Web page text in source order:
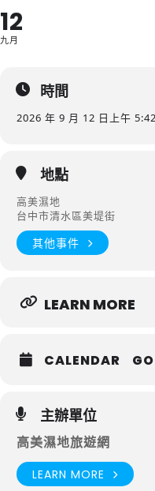
12
九月
時間
2026 年 9 月 12 日 上午 5:42
地點
高美濕地
台中市清水區美堤街
其他事件
LEARN MORE
CALENDAR
主辦單位
高美濕地旅遊網
LEARN MORE